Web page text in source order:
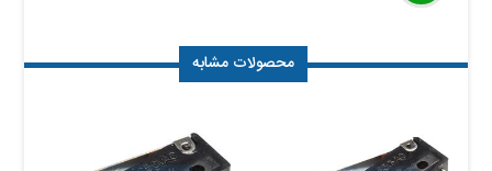
محصولات مشابه